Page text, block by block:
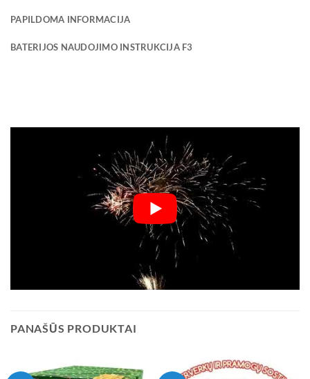
PAPILDOMA INFORMACIJA
BATERIJOS NAUDOJIMO INSTRUKCIJA F3
PANAŠŪS PRODUKTAI